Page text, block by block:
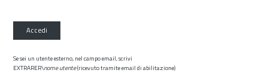
Accedi
Se sei un utente esterno, nel campo email, scrivi
EXTRARER\nome utente(ricevuto tramite email di abilitazione)